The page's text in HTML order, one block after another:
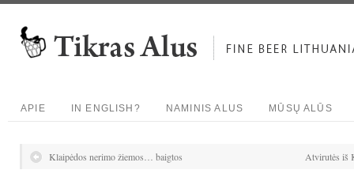
APIE IN ENGLISH? NAMINIS ALUS MŪSŲ ALŪS
Klaipėdos nerimo žiemos… baigtos Atvirutės iš